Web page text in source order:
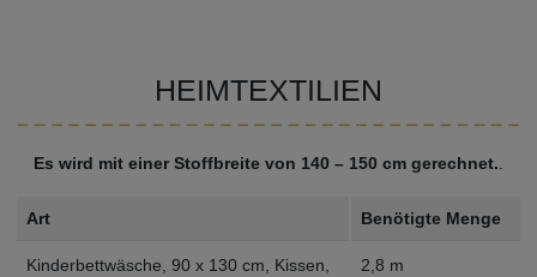
HEIMTEXTILIEN
Es wird mit einer Stoffbreite von 140 – 150 cm gerechnet.
Art Benötigte Menge
Kinderbettwäsche, 90 x 130 cm, Kissen,
2,8 m